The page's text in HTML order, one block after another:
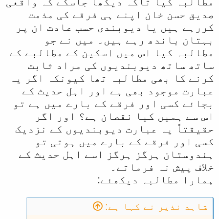
صدیق حسن خان اپنے ہی فرقے کی مذمت
کررہے ہیں یا دیوبندی حسب عادت ان پر
بہتان باندھ رہے ہیں۔ میں نے جو
مطالبہ کیا اس میں اسکین کے مطالبے کے
ساتھ ساتھ دیوبندیوں کی مراد ثابت
کرنے کا بھی مطالبہ تھا کیونکہ اگر یہ
عبارت موجود بھی ہے اور اہل حدیث کے
بجائے کسی اور فرقے کے بارے میں ہے تو
اس سے ہمیں کیا نقصان ہے؟ اور اگر
حقیقتاً یہ عبارت دیوبندیوں‌ کے نزدیک
کسی اور فرقے کے بارے میں ہوتی تو
ہندوستان ہرگز ہرگز اسے اہل حدیث کے
خلاف پیش نہ فرماتے۔
ہمارا مطالبہ دیکھئے:
شاہد نذیر نے کہا ہے: